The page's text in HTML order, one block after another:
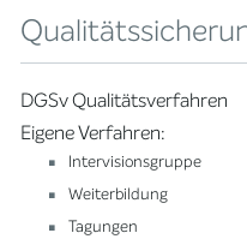
DGSv Qualitätsverfahren
Eigene Verfahren:
Intervisionsgruppe
Weiterbildung
Tagungen